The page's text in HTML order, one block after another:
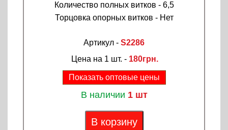
Количество полных витков - 6,5
Торцовка опорных витков - Нет
Артикул - S2286
Цена на 1 шт. - 180грн.
Показать оптовые цены
В наличии 1 шт
В корзину